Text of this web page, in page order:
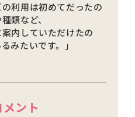
の利用は初めてだったの
類など、
内していただけたの
みたいです。」
メント